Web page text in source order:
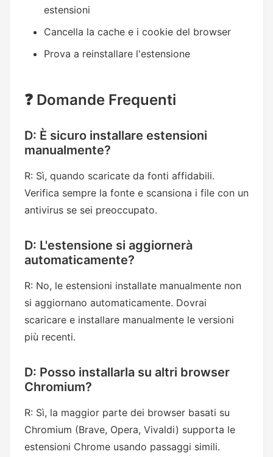
estensioni
Cancella la cache e i cookie del browser
Prova a reinstallare l'estensione
❓ Domande Frequenti
D: È sicuro installare estensioni
manualmente?
R: Sì, quando scaricate da fonti affidabili.
Verifica sempre la fonte e scansiona i file con un
antivirus se sei preoccupato.
D: L'estensione si aggiornerà
automaticamente?
R: No, le estensioni installate manualmente non
si aggiornano automaticamente. Dovrai
scaricare e installare manualmente le versioni
più recenti.
D: Posso installarla su altri browser
Chromium?
R: Sì, la maggior parte dei browser basati su
Chromium (Brave, Opera, Vivaldi) supporta le
estensioni Chrome usando passaggi simili.